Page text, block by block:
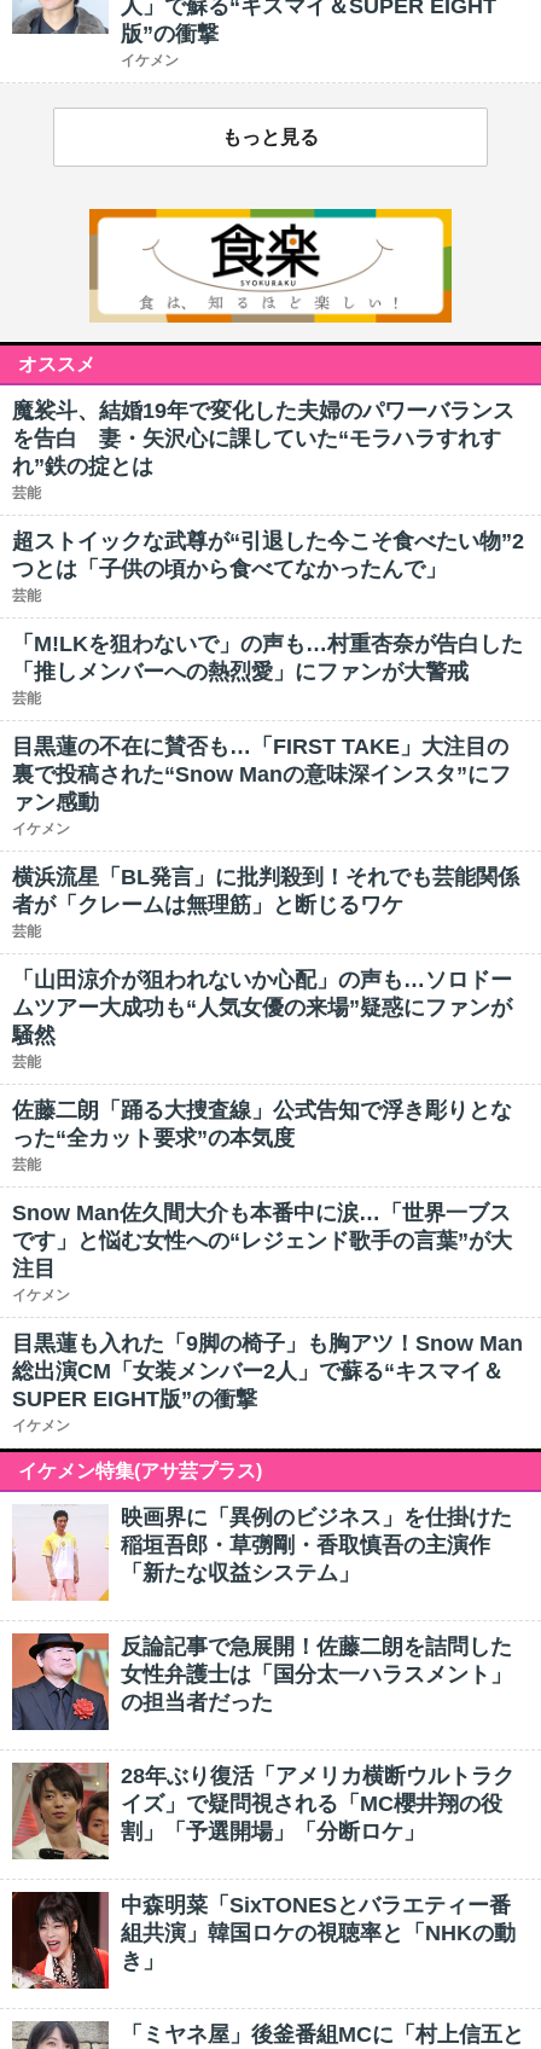
人」で蘇る“キスマイ＆SUPER EIGHT
版”の衝撃
イケメン
もっと見る
オススメ
魔裟斗、結婚19年で変化した夫婦のパワーバランス
を告白 妻・矢沢心に課していた“モラハラすれす
れ”鉄の掟とは
芸能
超ストイックな武尊が“引退した今こそ食べたい物”2
つとは「子供の頃から食べてなかったんで」
芸能
「M!LKを狙わないで」の声も…村重杏奈が告白した
「推しメンバーへの熱烈愛」にファンが大警戒
芸能
目黒蓮の不在に賛否も…「FIRST TAKE」大注目の
裏で投稿された“Snow Manの意味深インスタ”にフ
ァン感動
イケメン
横浜流星「BL発言」に批判殺到！それでも芸能関係
者が「クレームは無理筋」と断じるワケ
芸能
「山田涼介が狙われないか心配」の声も…ソロドー
ムツアー大成功も“人気女優の来場”疑惑にファンが
騒然
芸能
佐藤二朗「踊る大捜査線」公式告知で浮き彫りとな
った“全カット要求”の本気度
芸能
Snow Man佐久間大介も本番中に涙…「世界一ブス
です」と悩む女性への“レジェンド歌手の言葉”が大
注目
イケメン
目黒蓮も入れた「9脚の椅子」も胸アツ！Snow Man
総出演CM「女装メンバー2人」で蘇る“キスマイ＆
SUPER EIGHT版”の衝撃
イケメン
イケメン特集(アサ芸プラス)
映画界に「異例のビジネス」を仕掛けた
稲垣吾郎・草彅剛・香取慎吾の主演作
「新たな収益システム」
反論記事で急展開！佐藤二朗を詰問した
女性弁護士は「国分太一ハラスメント」
の担当者だった
28年ぶり復活「アメリカ横断ウルトラク
イズ」で疑問視される「MC櫻井翔の役
割」「予選開場」「分断ロケ」
中森明菜「SixTONESとバラエティー番
組共演」韓国ロケの視聴率と「NHKの動
き」
「ミヤネ屋」後釜番組MCに「村上信五と